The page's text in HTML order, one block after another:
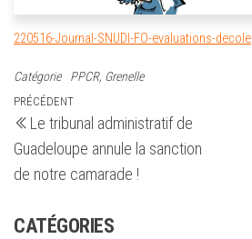
220516-Journal-SNUDI-FO-evaluations-decole
Catégorie PPCR, Grenelle
Navigation
de
l’article
Article
précédent
PRÉCÉDENT
Le tribunal administratif de
Guadeloupe annule la sanction
de notre camarade !
CATÉGORIES